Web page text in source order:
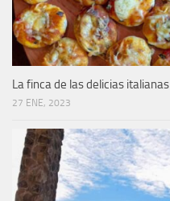
La finca de las delicias italianas
27 ENE, 2023